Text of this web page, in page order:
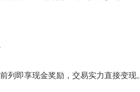
列即享现金奖励，交易实力直接变现